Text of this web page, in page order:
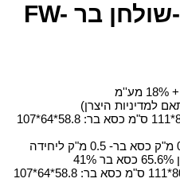
פינת אוכל לגינה-שולחן בר FW-
למדיניות היצרן)
שולחן : 80*80*111 ס"מ כסא בר: 58.8*64*107
שולחן : 80*80*111 ס"מ כסא בר: 58.8*64*107